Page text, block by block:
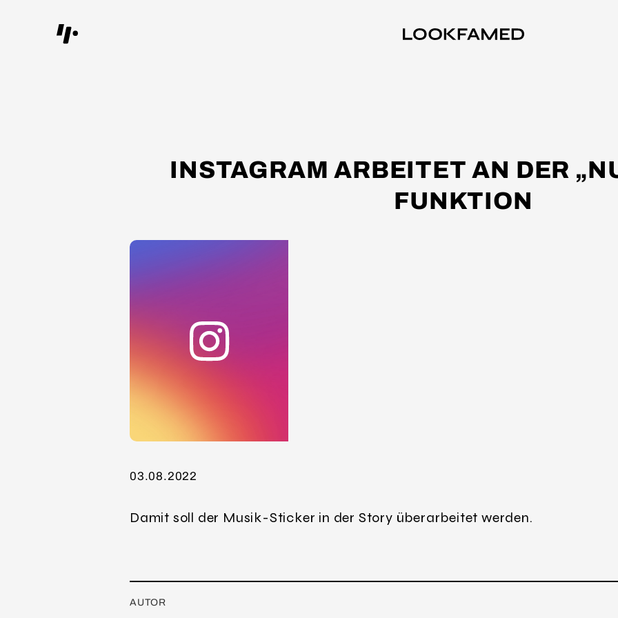
INSTAGRAM ARBEITET AN DER
FUNKTION
03.08.2022
Damit soll der Musik-Sticker in der Story überarbeitet werden.
AUTOR